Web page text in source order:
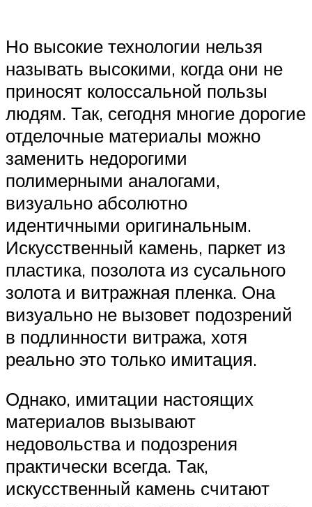
Но высокие технологии нельзя
называть высокими, когда они не
приносят колоссальной пользы
людям. Так, сегодня многие дорогие
отделочные материалы можно
заменить недорогими
полимерными аналогами,
визуально абсолютно
идентичными оригинальным.
Искусственный камень, паркет из
пластика, позолота из сусального
золота и витражная пленка. Она
визуально не вызовет подозрений
в подлинности витража, хотя
реально это только имитация.
Однако, имитации настоящих
материалов вызывают
недовольства и подозрения
практически всегда. Так,
искусственный камень считают